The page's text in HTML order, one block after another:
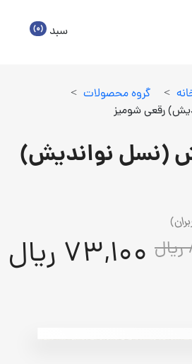
سبد (0)
> گروه محصولات >
رقعی شومیز
(نسل نواندیش)
73,100 ریال